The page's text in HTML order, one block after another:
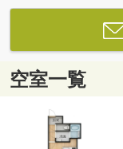
空室一覧